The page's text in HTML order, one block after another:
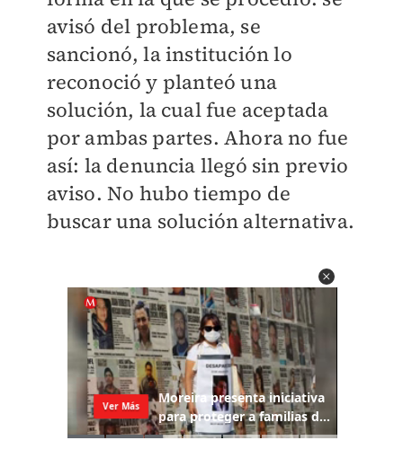
avisó del problema, se
sancionó, la institución lo
reconoció y planteó una
solución, la cual fue aceptada
por ambas partes. Ahora no fue
así: la denuncia llegó sin previo
aviso. No hubo tiempo de
buscar una solución alternativa.